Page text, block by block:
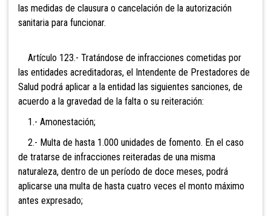
las medidas de clausura o cancelación de la autorización
sanitaria para funcionar.
Artículo 123.- Tratándose de infracciones cometidas por
las entidades acreditadoras, el Intendente de Prestadores de
Salud podrá aplicar a la entidad las siguientes sanciones, de
acuerdo a la gravedad de la falta o su reiteración:
1.- Amonestación;
2.- Multa de hasta 1.000 unidades de fomento. En el caso
de tratarse de infracciones reiteradas de una misma
naturaleza, dentro de un período de doce meses, podrá
aplicarse una multa de hasta cuatro veces el monto máximo
antes expresado;